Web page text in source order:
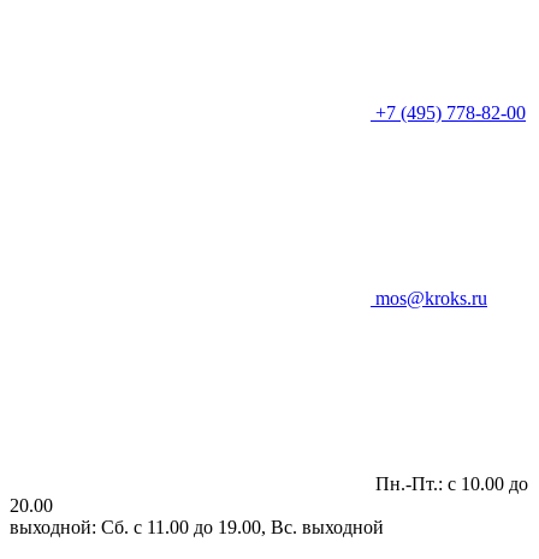
+7 (495) 778-82-00
mos@kroks.ru
Пн.-Пт.: с 10.00 до
20.00
выходной: Сб. с 11.00 до 19.00, Вс. выходной